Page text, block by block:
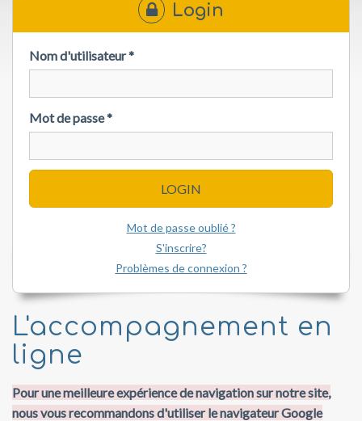
Login
Nom d'utilisateur*
Mot de passe*
LOGIN
Mot de passe oublié ?
S'inscrire?
Problèmes de connexion ?
L'accompagnement en
ligne
Pour une meilleure expérience de navigation sur notre site,
nous vous recommandons d'utiliser le navigateur Google